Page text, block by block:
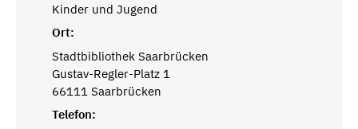
Kinder und Jugend
Ort:
Stadtbibliothek Saarbrücken
Gustav-Regler-Platz 1
66111 Saarbrücken
Telefon: